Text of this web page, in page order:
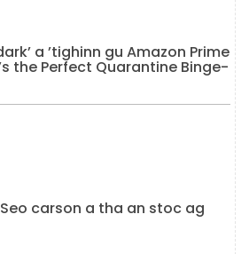
a ’tighinn gu Amazon Prime
the Perfect Quarantine Binge-
carson a tha an stoc ag